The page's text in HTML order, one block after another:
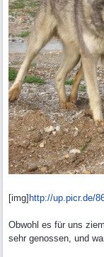
[img] http://up.picr.de/
Obwohl es für uns
sehr genossen, und